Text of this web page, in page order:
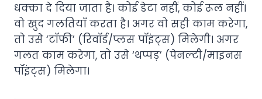
धक्का दे दिया जाता है। कोई डेटा नहीं, कोई रूल नहीं।
वो खुद गलतियाँ करता है। अगर वो सही काम करेगा,
तो उसे ‘टॉफी’ (रिवॉर्ड/प्लस पॉइंट्स) मिलेगी। अगर
गलत काम करेगा, तो उसे ‘थप्पड़’ (पेनल्टी/माइनस
पॉइंट्स) मिलेगा।